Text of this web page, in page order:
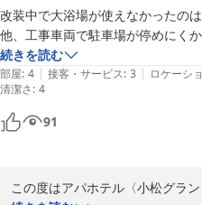
す。
次回小松へお越しの際には、お
同心よりお待ち申し上げておりま
フロント　杉山
アパホテル〈小松グランド〉
2026-07-12
改装中で大浴場が使えなかったのは
他、工事車両で駐車場が停めにくか
続きを読む
部屋: 4 | 接客・サービス: 3 | ロケーシ
清潔さ: 4
91
この度はアパホテル〈小松グラ